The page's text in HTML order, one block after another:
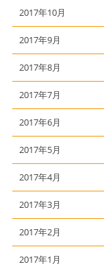
2017年10月
2017年9月
2017年8月
2017年7月
2017年6月
2017年5月
2017年4月
2017年3月
2017年2月
2017年1月